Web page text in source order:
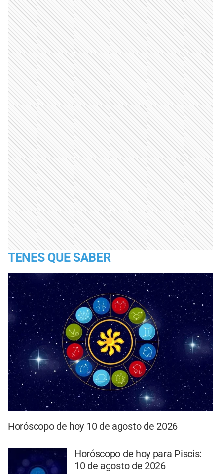
TENES QUE SABER
Horóscopo de hoy 10 de agosto de 2026
Horóscopo de hoy para Piscis:
10 de agosto de 2026